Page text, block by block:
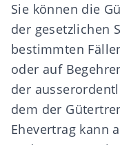
Sie können die
der gesetzlichen
bestimmten
oder auf
der
dem der
Ehevertrag kann